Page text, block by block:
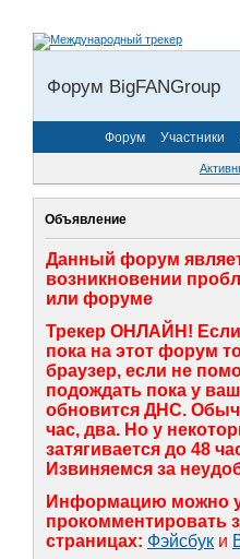
Форум BigFANGroup
Форум Участники
Объявление
Данный форум
возникновении
или форуме
Трекер ОНЛАЙН! Если
пока на этот форум
браузер, если не
подождать пока у
обновится ДНС.
час, два. Но у
затягивается до 48
Извиняемся за
Информацию можно
прокомментировать
страницах: Фэйсбук и